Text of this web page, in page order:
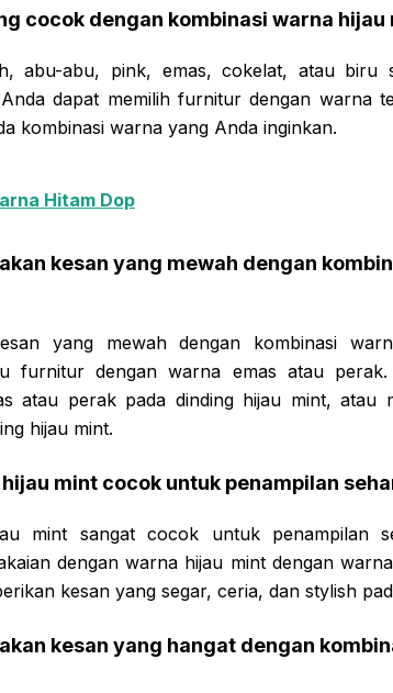
cocok dengan kombinasi warna hijau
abu-abu, pink, emas, cokelat, atau biru
dapat memilih furnitur dengan warna
kombinasi warna yang Anda inginkan.
Hitam Dop
kesan yang mewah dengan
yang mewah dengan kombinasi
furnitur dengan warna emas atau
atau perak pada dinding hijau mint, atau
hijau mint.
mint cocok untuk penampilan
mint sangat cocok untuk penampilan
dengan warna hijau mint dengan
kesan yang segar, ceria, dan stylish
kesan yang hangat dengan